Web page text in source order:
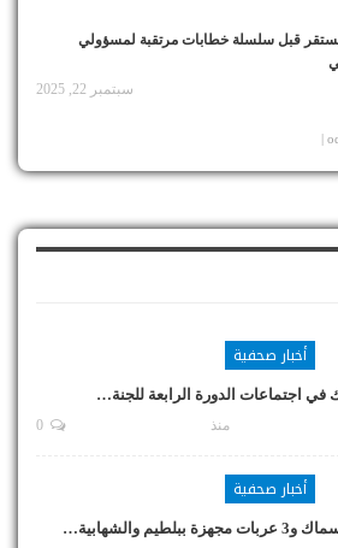
يستقر قبل سلسلة خطابات مرتقبة لمسؤولي
سبتمبر 22, 2025
أخبار صحفية
في اجتماعات الدورة الرابعة للجنة…
منذ
أخبار صحفية